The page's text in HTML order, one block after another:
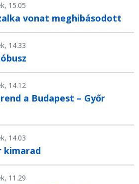
15.05
vonat meghibásodott
14.33
14.12
a Budapest – Győr
14.03
kimarad
11.29